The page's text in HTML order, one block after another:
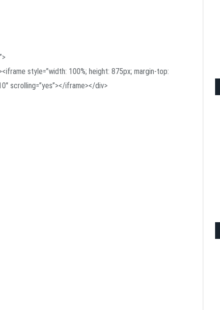
style=”width: 100%; height: 875px; margin-top:
scrolling=”yes”></iframe></div>